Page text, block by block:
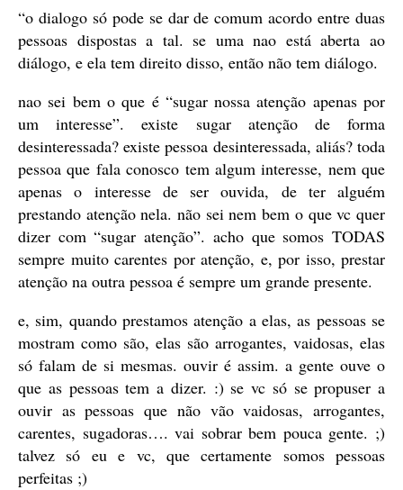
“o dialogo só pode se dar de comum acordo entre duas
pessoas dispostas a tal. se uma nao está aberta ao
diálogo, e ela tem direito disso, então não tem diálogo.
nao sei bem o que é “sugar nossa atenção apenas por
um interesse”. existe sugar atenção de forma
desinteressada? existe pessoa desinteressada, aliás? toda
pessoa que fala conosco tem algum interesse, nem que
apenas o interesse de ser ouvida, de ter alguém
prestando atenção nela. não sei nem bem o que vc quer
dizer com “sugar atenção”. acho que somos TODAS
sempre muito carentes por atenção, e, por isso, prestar
atenção na outra pessoa é sempre um grande presente.
e, sim, quando prestamos atenção a elas, as pessoas se
mostram como são, elas são arrogantes, vaidosas, elas
só falam de si mesmas. ouvir é assim. a gente ouve o
que as pessoas tem a dizer. :) se vc só se propuser a
ouvir as pessoas que não vão vaidosas, arrogantes,
carentes, sugadoras…. vai sobrar bem pouca gente. ;)
talvez só eu e vc, que certamente somos pessoas
perfeitas ;)